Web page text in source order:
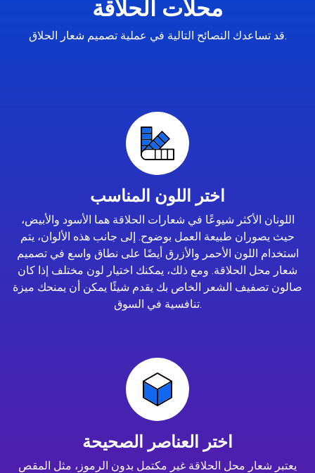
محلات الحلاقة
قد تساعدك النصائح التالية في عملية تصميم شعار الحلاق.
اختر اللون المناسب
اللونان الأكثر شيوعًا في شعارات الحلاقة هما الأسود والأبيض،
حيث يصوران طبيعة العمل بوضوح. إلى جانب هذه الألوان، يتم
استخدام اللون الأحمر والأزرق أيضًا على نطاق واسع في تصميم
شعار محل الحلاقة. ومع ذلك، يمكنك اختيار لون مختلف إذا كان
صالون تصفيف الشعر الخاص بك يقدم شيئًا يمكن أن يمنحك ميزة
تنافسية في السوق.
اختر العناصر الصحيحة
يعتبر شعار محل الحلاقة غير مكتمل بدون الرموز، مثل المقص